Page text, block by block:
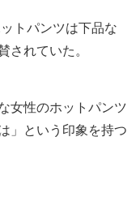
トパンツは下品な
されていた。
女性のホットパンツ
」という印象を持つ